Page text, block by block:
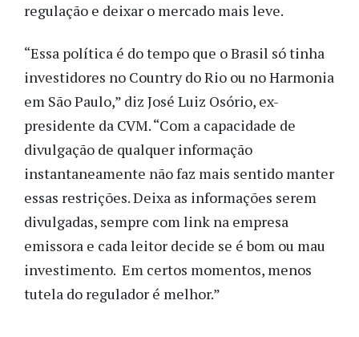
regulação e deixar o mercado mais leve.
“Essa política é do tempo que o Brasil só tinha
investidores no Country do Rio ou no Harmonia
em São Paulo,” diz José Luiz Osório, ex-
presidente da CVM. “Com a capacidade de
divulgação de qualquer informação
instantaneamente não faz mais sentido manter
essas restrições. Deixa as informações serem
divulgadas, sempre com link na empresa
emissora e cada leitor decide se é bom ou mau
investimento. Em certos momentos, menos
tutela do regulador é melhor.”